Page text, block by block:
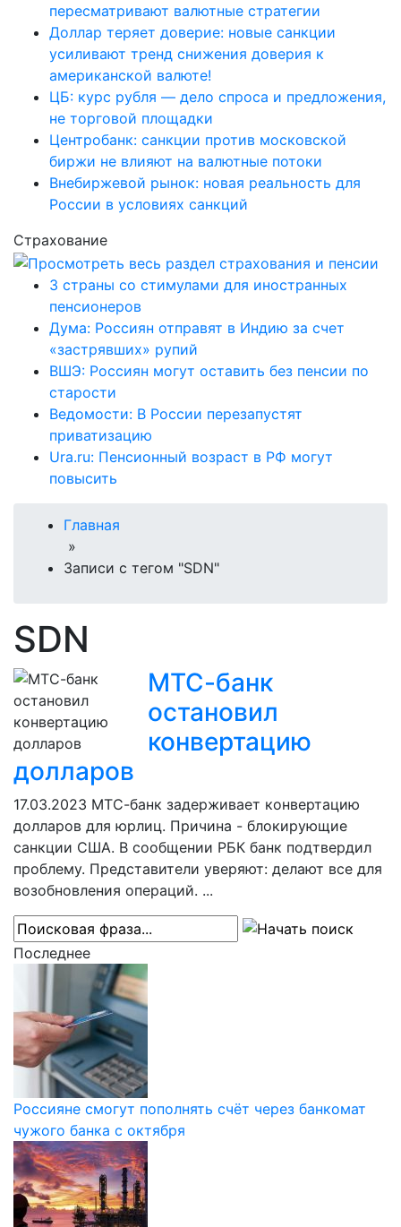
пересматривают валютные стратегии
Доллар теряет доверие: новые санкции
усиливают тренд снижения доверия к
американской валюте!
ЦБ: курс рубля — дело спроса и предложения,
не торговой площадки
Центробанк: санкции против московской
биржи не влияют на валютные потоки
Внебиржевой рынок: новая реальность для
России в условиях санкций
Страхование
3 страны со стимулами для иностранных
пенсионеров
Дума: Россиян отправят в Индию за счет
«застрявших» рупий
ВШЭ: Россиян могут оставить без пенсии по
старости
Ведомости: В России перезапустят
приватизацию
Ura.ru: Пенсионный возраст в РФ могут
повысить
Главная
»
Записи с тегом "SDN"
SDN
МТС-банк
остановил
конвертацию
долларов
17.03.2023 МТС-банк задерживает конвертацию
долларов для юрлиц. Причина - блокирующие
санкции США. В сообщении РБК банк подтвердил
проблему. Представители уверяют: делают все для
возобновления операций. ...
Последнее
Россияне смогут пополнять счёт через банкомат
чужого банка с октября